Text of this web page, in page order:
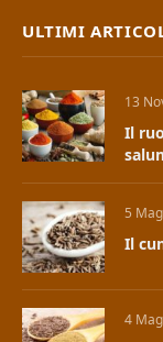
ULTIMI
13
Il
5
Il
4